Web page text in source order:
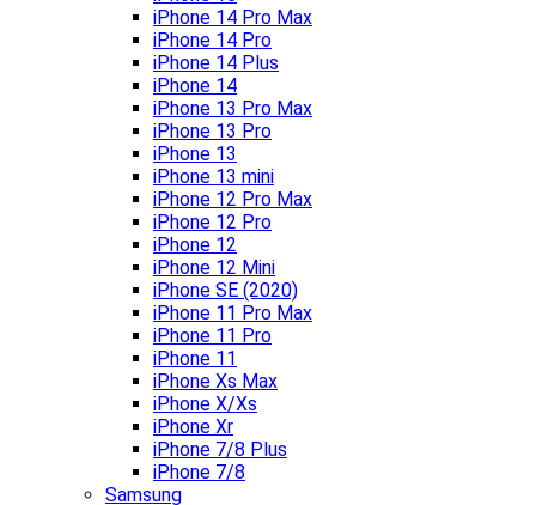
iPhone 14 Pro Max
iPhone 14 Pro
iPhone 14 Plus
iPhone 14
iPhone 13 Pro Max
iPhone 13 Pro
iPhone 13
iPhone 13 mini
iPhone 12 Pro Max
iPhone 12 Pro
iPhone 12
iPhone 12 Mini
iPhone SE (2020)
iPhone 11 Pro Max
iPhone 11 Pro
iPhone 11
iPhone Xs Max
iPhone X/Xs
iPhone Xr
iPhone 7/8 Plus
iPhone 7/8
Samsung